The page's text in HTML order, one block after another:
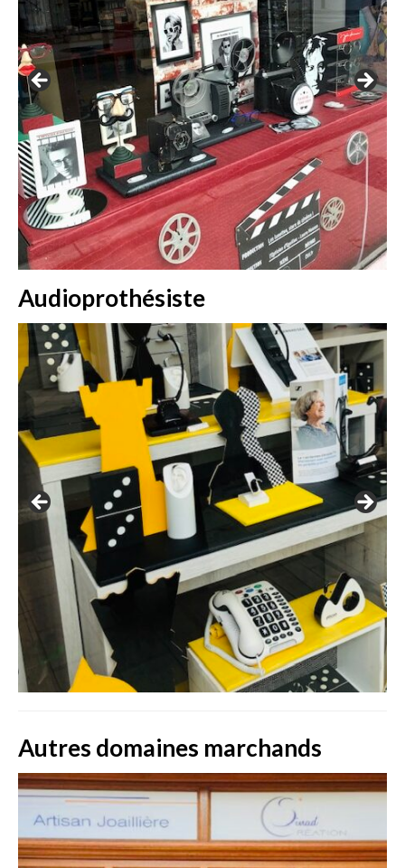
Audioprothésiste
Autres domaines marchands